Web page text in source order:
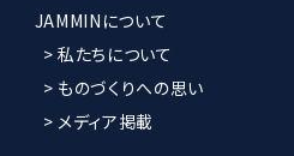
JAMMINについて
> 私たちについて
> ものづくりへの思い
> メディア掲載